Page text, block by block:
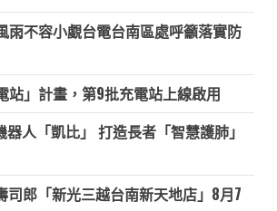
雨不容小覷台電台南區處呼籲落實防
站」計畫，第9批充電站上線啟用
人「凱比」 打造長者「智慧護肺」
司郎「新光三越台南新天地店」8月7